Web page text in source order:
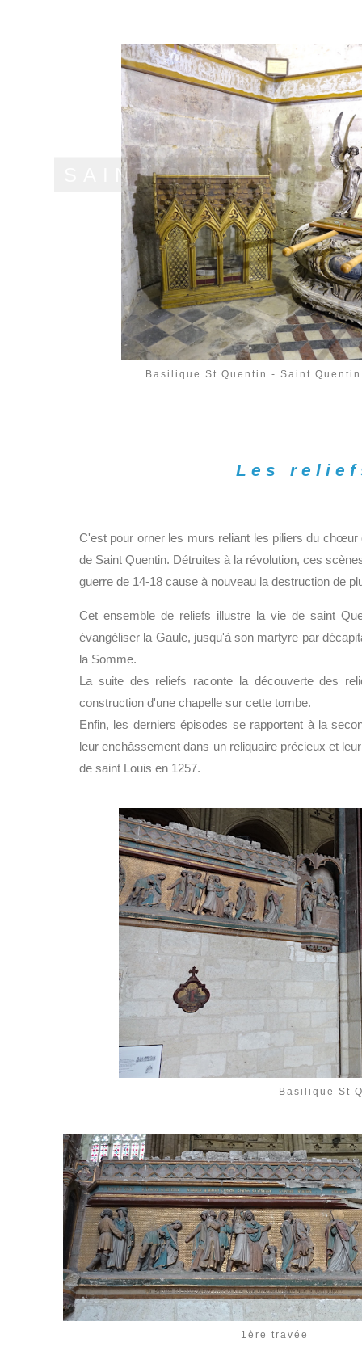
SAINT QUENTIN
Basilique St Quentin - Saint
Les
C'est pour orner les murs reliant les piliers du
de Saint Quentin. Détruites à la révolution, ces
guerre de 14-18 cause à nouveau la destruction de
Cet ensemble de reliefs illustre la vie de saint
évangéliser la Gaule, jusqu'à son martyre par
la Somme.
La suite des reliefs raconte la découverte des
construction d'une chapelle sur cette tombe.
Enfin, les derniers épisodes se rapportent à la
leur enchâssement dans un reliquaire précieux et
de saint Louis en 1257.
Basilique St
1ère travée